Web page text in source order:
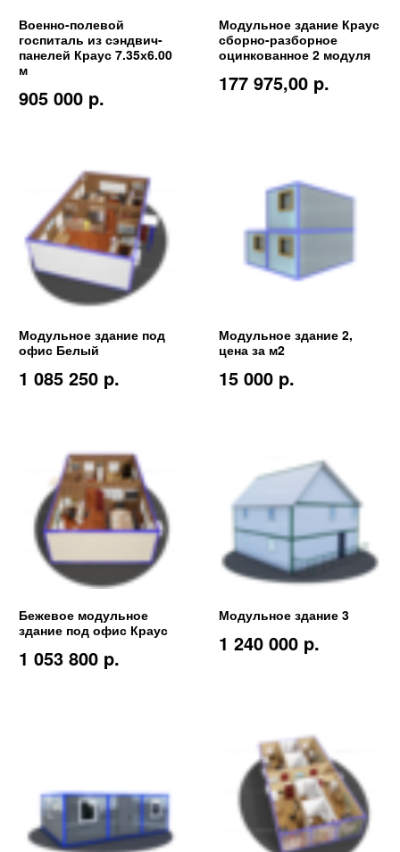
Военно-полевой
госпиталь из сэндвич-
панелей Краус 7.35х6.00
м
905 000 p.
Модульное здание Краус
сборно-разборное
оцинкованное 2 модуля
177 975,00 p.
Модульное здание под
офис Белый
1 085 250 p.
Модульное здание 2,
цена за м2
15 000 p.
Бежевое модульное
здание под офис Краус
1 053 800 p.
Модульное здание 3
1 240 000 p.